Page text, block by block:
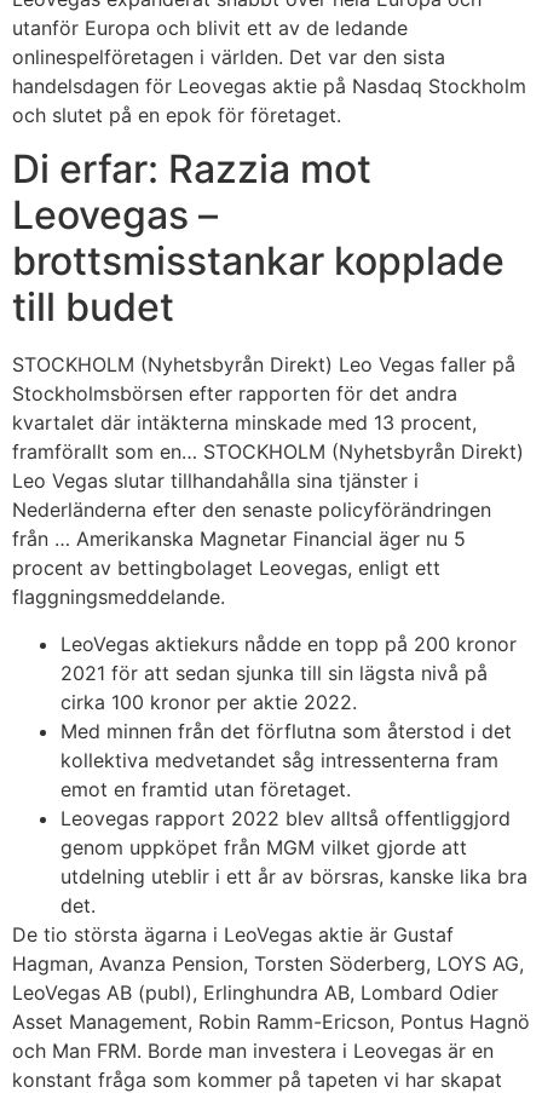
utanför Europa och blivit ett av de ledande
onlinespelföretagen i världen. Det var den sista
handelsdagen för Leovegas aktie på Nasdaq Stockholm
och slutet på en epok för företaget.
Di erfar: Razzia mot
Leovegas –
brottsmisstankar kopplade
till budet
STOCKHOLM (Nyhetsbyrån Direkt) Leo Vegas faller på
Stockholmsbörsen efter rapporten för det andra
kvartalet där intäkterna minskade med 13 procent,
framförallt som en… STOCKHOLM (Nyhetsbyrån Direkt)
Leo Vegas slutar tillhandahålla sina tjänster i
Nederländerna efter den senaste policyförändringen
från … Amerikanska Magnetar Financial äger nu 5
procent av bettingbolaget Leovegas, enligt ett
flaggningsmeddelande.
LeoVegas aktiekurs nådde en topp på 200 kronor
2021 för att sedan sjunka till sin lägsta nivå på
cirka 100 kronor per aktie 2022.
Med minnen från det förflutna som återstod i det
kollektiva medvetandet såg intressenterna fram
emot en framtid utan företaget.
Leovegas rapport 2022 blev alltså offentliggjord
genom uppköpet från MGM vilket gjorde att
utdelning uteblir i ett år av börsras, kanske lika bra
det.
De tio största ägarna i LeoVegas aktie är Gustaf
Hagman, Avanza Pension, Torsten Söderberg, LOYS AG,
LeoVegas AB (publ), Erlinghundra AB, Lombard Odier
Asset Management, Robin Ramm-Ericson, Pontus Hagnö
och Man FRM. Borde man investera i Leovegas är en
konstant fråga som kommer på tapeten vi har skapat